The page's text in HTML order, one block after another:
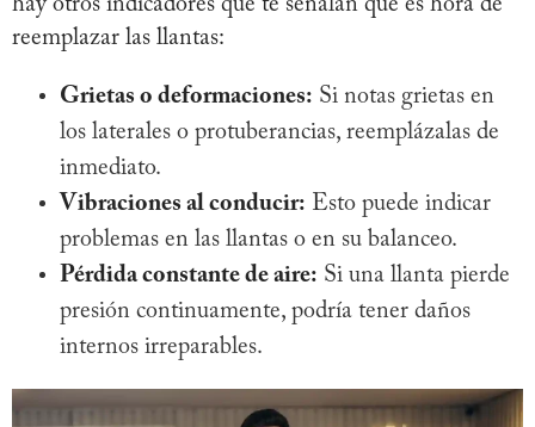
reemplazar las llantas:
Grietas o deformaciones: Si notas grietas en
los laterales o protuberancias, reemplázalas de
inmediato.
Vibraciones al conducir: Esto puede indicar
problemas en las llantas o en su balanceo.
Pérdida constante de aire: Si una llanta pierde
presión continuamente, podría tener daños
internos irreparables.